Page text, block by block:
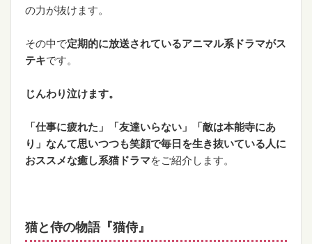
の力が抜けます。
その中で定期的に放送されているアニマル系ドラマがス
テキです。
じんわり泣けます。
「仕事に疲れた」「友達いらない」「敵は本能寺にあ
り」なんて思いつつも笑顔で毎日を生き抜いている人に
おススメな癒し系猫ドラマをご紹介します。
猫と侍の物語『猫侍』